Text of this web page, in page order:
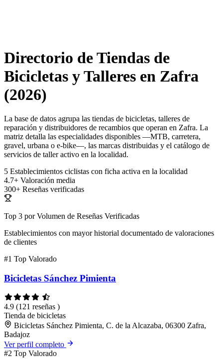
Directorio de Tiendas de
Bicicletas y Talleres en Zafra
(2026)
La base de datos agrupa las tiendas de bicicletas, talleres de
reparación y distribuidores de recambios que operan en Zafra. La
matriz detalla las especialidades disponibles —MTB, carretera,
gravel, urbana o e-bike—, las marcas distribuidas y el catálogo de
servicios de taller activo en la localidad.
5 Establecimientos ciclistas con ficha activa en la localidad
4.7+ Valoración media
300+ Reseñas verificadas
Top 3 por Volumen de Reseñas Verificadas
Establecimientos con mayor historial documentado de valoraciones
de clientes
#1 Top Valorado
Bicicletas Sánchez Pimienta
4.9 (121 reseñas )
Tienda de bicicletas
Bicicletas Sánchez Pimienta, C. de la Alcazaba, 06300 Zafra,
Badajoz
Ver perfil completo
#2 Top Valorado